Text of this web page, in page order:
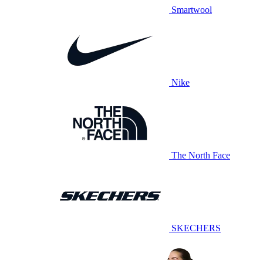
Smartwool
Nike
The North Face
SKECHERS